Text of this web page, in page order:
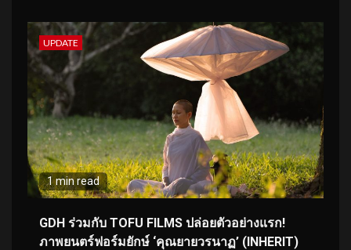
UPDATE
1 min read
GDH ร่วมกับ TOFU FILMS ปล่อยตัวอย่างแรก!
ภาพยนตร์ฟอร์มยักษ์ ‘คุณยายวรนาฏ’ (INHERIT)